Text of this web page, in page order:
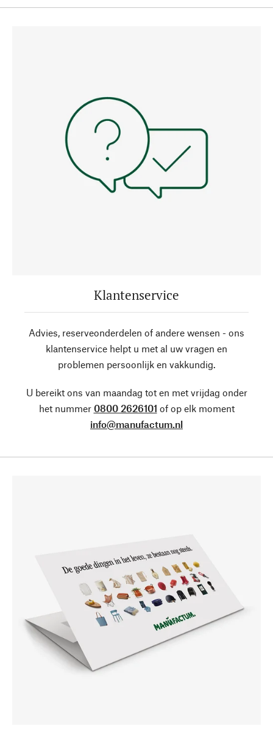
Klantenservice
Advies, reserveonderdelen of andere wensen - ons
klantenservice helpt u met al uw vragen en
problemen persoonlijk en vakkundig.
U bereikt ons van maandag tot en met vrijdag onder
het nummer 0800 2626101 of op elk moment
info@manufactum.nl